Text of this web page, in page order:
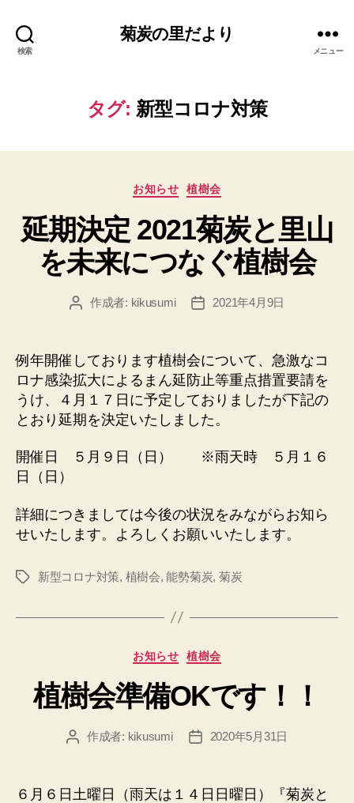
検索
菊炭の里だより
メニュー
タグ: 新型コロナ対策
カ
ゴ
リ
ー
お知らせ 植樹会
延期決定 2021菊炭と里山
を未来につなぐ植樹会
投 作成者: kikusumi
投
2021年4月9日
例年開催しております植樹会について、急激なコ
ロナ感染拡大によるまん延防止等重点措置要請を
うけ、４月１７日に予定しておりましたが下記の
とおり延期を決定いたしました。
開催日 ５月９日（日） ※雨天時 ５月１６
日（日）
詳細につきましては今後の状況をみながらお知ら
せいたします。よろしくお願いいたします。
タ
新型コロナ対策, 植樹会,能勢菊炭, 菊炭
カ
ゴ
リ
お知らせ 植樹会
植樹会準備OKです！！
投 作成者: kikusumi
投
2020年5月31日
６月６日土曜日（雨天は１４日日曜日）『菊炭と